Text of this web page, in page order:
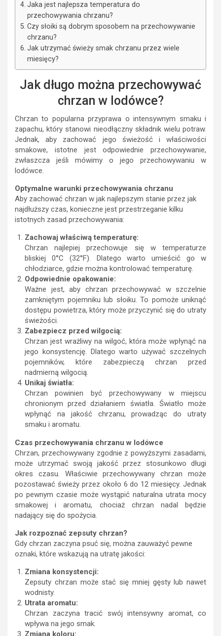
Jaka jest najlepsza temperatura do
przechowywania chrzanu?
Czy słoiki są dobrym sposobem na przechowywanie
chrzanu?
Jak utrzymać świeży smak chrzanu przez wiele
miesięcy?
Jak długo można przechowywać
chrzan w lodówce?
Chrzan to popularna przyprawa o intensywnym smaku i
zapachu, który stanowi nieodłączny składnik wielu potraw.
Jednak, aby zachować jego świeżość i właściwości
smakowe, istotne jest odpowiednie przechowywanie,
zwłaszcza jeśli mówimy o jego przechowywaniu w
lodówce.
Optymalne warunki przechowywania chrzanu
Aby zachować chrzan w jak najlepszym stanie przez jak
najdłuższy czas, konieczne jest przestrzeganie kilku
istotnych zasad przechowywania:
Zachowaj właściwą temperaturę:
Chrzan najlepiej przechowuje się w temperaturze
bliskiej 0°C (32°F). Dlatego warto umieścić go w
chłodziarce, gdzie można kontrolować temperaturę.
Odpowiednie opakowanie:
Ważne jest, aby chrzan przechowywać w szczelnie
zamkniętym pojemniku lub słoiku. To pomoże uniknąć
dostępu powietrza, który może przyczynić się do utraty
świeżości.
Zabezpiecz przed wilgocią:
Chrzan jest wrażliwy na wilgoć, która może wpłynąć na
jego konsystencję. Dlatego warto używać szczelnych
pojemników, które zabezpieczą chrzan przed
nadmierną wilgocią.
Unikaj światła:
Chrzan powinien być przechowywany w miejscu
chronionym przed działaniem światła. Światło może
wpłynąć na jakość chrzanu, prowadząc do utraty
smaku i aromatu.
Czas przechowywania chrzanu w lodówce
Chrzan, przechowywany zgodnie z powyższymi zasadami,
może utrzymać swoją jakość przez stosunkowo długi
okres czasu. Właściwie przechowywany chrzan może
pozostawać świeży przez około 6 do 12 miesięcy. Jednak
po pewnym czasie może wystąpić naturalna utrata mocy
smakowej i aromatu, chociaż chrzan nadal będzie
nadający się do spożycia.
Jak rozpoznać zepsuty chrzan?
Gdy chrzan zaczyna psuć się, można zauważyć pewne
oznaki, które wskazują na utratę jakości:
Zmiana konsystencji:
Zepsuty chrzan może stać się mniej gęsty lub nawet
wodnisty.
Utrata aromatu:
Chrzan zaczyna tracić swój intensywny aromat, co
wpływa na jego smak.
Zmiana koloru: